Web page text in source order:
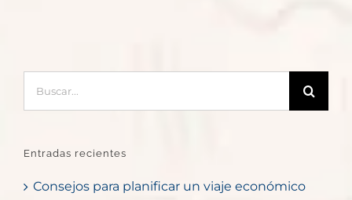
Entradas recientes
Consejos para planificar un viaje económico